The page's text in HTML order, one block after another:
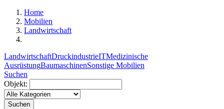
Home
Mobilien
Landwirtschaft
LandwirtschaftDruckindustrieITMedizinische
AusrüstungBaumaschinenSonstige Mobilien
Suchen
Objekt:
Suchen